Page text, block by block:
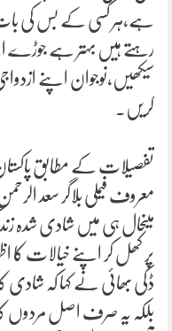
ہے،ہر کسی کے بس کی بات
رہتے ہیں بہتر ہے جوڑے
سیکھیں،نوجوان اپنے
کریں۔
تفصیلات کے مطابق
معروف فیملی بلاگر سعد
میںحال ہی میں شادی شدہ
پر کھل کر اپنے خیالات
ڈکی بھائی نے کہا کہ شادی
بلکہ یہ صرف اصل مردوں